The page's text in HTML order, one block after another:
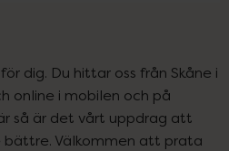
dig. Du hittar oss från Skåne i
online i mobilen och på
så är det vårt uppdrag att
Välkommen att prata